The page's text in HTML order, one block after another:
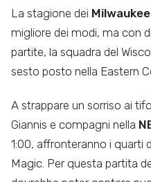
La stagione dei
migliore dei modi, ma con
partite, la squadra del
sesto posto nella Eastern
A strappare un sorriso ai
Giannis e compagni nella
1:00, affronteranno i quarti
Magic. Per questa partita